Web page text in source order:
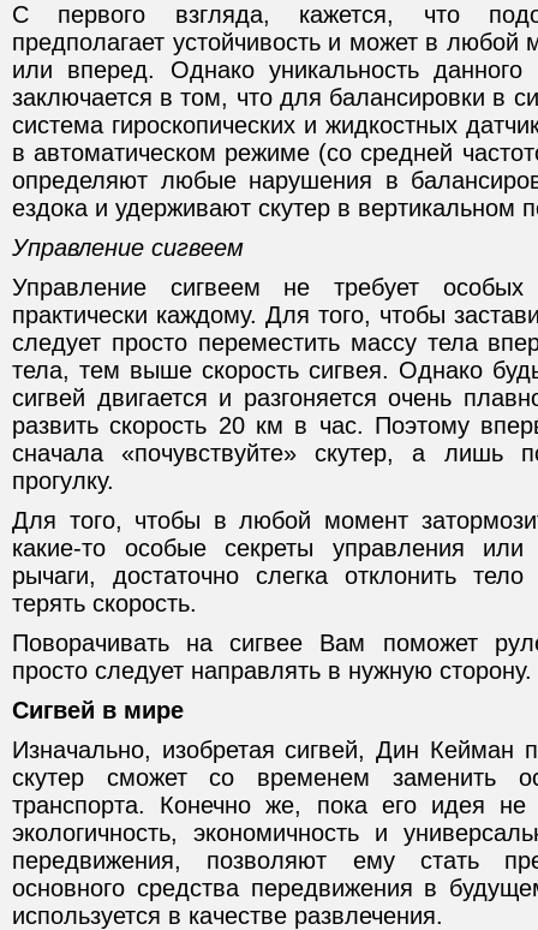
С первого взгляда, кажется, что
предполагает устойчивость и может в любой
или вперед. Однако уникальность данного
заключается в том, что для балансировки в
система гироскопических и жидкостных
в автоматическом режиме (со средней
определяют любые нарушения в
ездока и удерживают скутер в вертикальном
Управление сигвеем
Управление сигвеем не требует
практически каждому. Для того, чтобы
следует просто переместить массу тела
тела, тем выше скорость сигвея. Однако
сигвей двигается и разгоняется очень
развить скорость 20 км в час. Поэтому
сначала «почувствуйте» скутер, а лишь
прогулку.
Для того, чтобы в любой момент
какие-то особые секреты управления
рычаги, достаточно слегка отклонить
терять скорость.
Поворачивать на сигвее Вам поможет
просто следует направлять в нужную сторону.
Сигвей в мире
Изначально, изобретая сигвей, Дин Кейман
скутер сможет со временем заменить
транспорта. Конечно же, пока его идея
экологичность, экономичность и
передвижения, позволяют ему стать
основного средства передвижения в
используется в качестве развлечения.